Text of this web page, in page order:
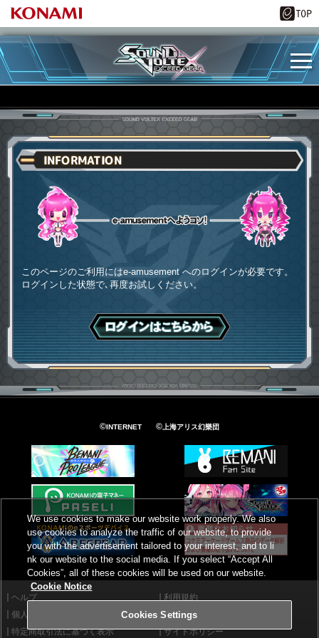
INFORMATION
このページのご利用にはe-amusement へのログインが必要です。
ログインした状態で､再度お試しください。
ログインはこちら
©INTERNET ©上海アリス幻樂団
ヘルプ
利用規約
個人情報等保護方針
外部送信について
特定商取引法に基づく表示
サイトポリシー
We use cookies to make our website work properly. We also
use cookies to analyze the traffic of our website, to provide
you with the advertisement tailored to your interest, and to li
nk our website to the social media. If you select “Accept All
Cookies”, all of these cookies will be used on our website.
Cookie Notice
Cookies Settings